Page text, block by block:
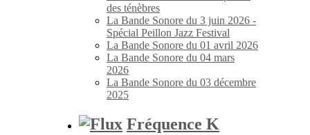
des ténèbres
La Bande Sonore du 3 juin 2026 -
Spécial Peillon Jazz Festival
La Bande Sonore du 01 avril 2026
La Bande Sonore du 04 mars
2026
La Bande Sonore du 03 décembre
2025
Fréquence K